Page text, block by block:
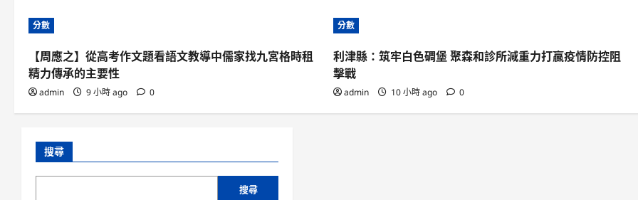
分數
【周應之】從高考作文題看語文教導中儒家找九宮格時租
精力傳承的主要性
admin 9 小時 ago 0
分數
利津縣：筑牢白色碉堡 聚森和診所減重力打贏疫情防控阻
擊戰
admin 10 小時 ago 0
搜尋
搜尋